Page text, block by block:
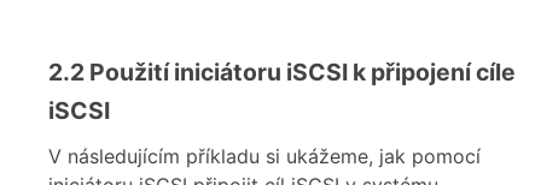
2.2 Použití iniciátoru iSCSI k připojení cíle
iSCSI
V následujícím příkladu si ukážeme, jak pomocí